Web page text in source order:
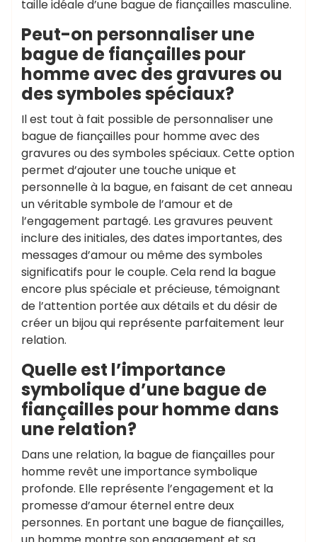
taille idéale d’une bague de fiançailles masculine.
Peut-on personnaliser une
bague de fiançailles pour
homme avec des gravures ou
des symboles spéciaux?
Il est tout à fait possible de personnaliser une
bague de fiançailles pour homme avec des
gravures ou des symboles spéciaux. Cette option
permet d’ajouter une touche unique et
personnelle à la bague, en faisant de cet anneau
un véritable symbole de l’amour et de
l’engagement partagé. Les gravures peuvent
inclure des initiales, des dates importantes, des
messages d’amour ou même des symboles
significatifs pour le couple. Cela rend la bague
encore plus spéciale et précieuse, témoignant
de l’attention portée aux détails et du désir de
créer un bijou qui représente parfaitement leur
relation.
Quelle est l’importance
symbolique d’une bague de
fiançailles pour homme dans
une relation?
Dans une relation, la bague de fiançailles pour
homme revêt une importance symbolique
profonde. Elle représente l’engagement et la
promesse d’amour éternel entre deux
personnes. En portant une bague de fiançailles,